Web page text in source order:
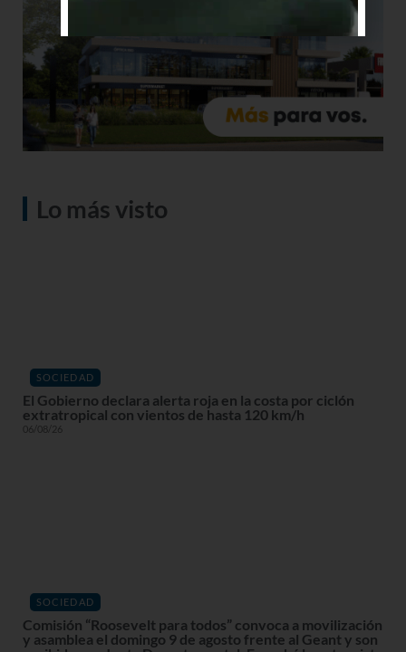
Lo más visto
SOCIEDAD
El Gobierno declara alerta roja en la costa por ciclón
extratropical con vientos de hasta 120 km/h
06/08/26
SOCIEDAD
Comisión “Roosevelt para todos” convoca a movilización
y asamblea el domingo 9 de agosto frente al Geant y son